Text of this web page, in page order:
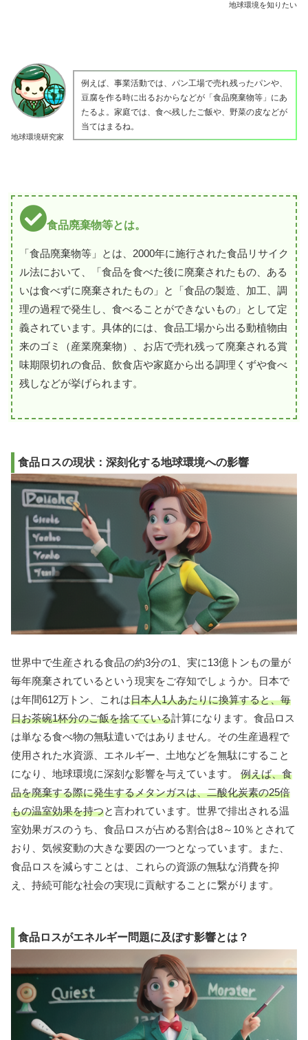
地球環境を知りたい
地球環境研究家
例えば、事業活動では、パン工場で売れ残ったパンや、
豆腐を作る時に出るおからなどが「食品廃棄物等」にあ
たるよ。家庭では、食べ残したご飯や、野菜の皮などが
当てはまるね。
食品廃棄物等とは。
「食品廃棄物等」とは、2000年に施行された食品リサイク
ル法において、「食品を食べた後に廃棄されたもの、ある
いは食べずに廃棄されたもの」と「食品の製造、加工、調
理の過程で発生し、食べることができないもの」として定
義されています。具体的には、食品工場から出る動植物由
来のゴミ（産業廃棄物）、お店で売れ残って廃棄される賞
味期限切れの食品、飲食店や家庭から出る調理くずや食べ
残しなどが挙げられます。
食品ロスの現状：深刻化する地球環境への影響
世界中で生産される食品の約3分の1、実に13億トンもの量が
毎年廃棄されているという現実をご存知でしょうか。日本で
は年間612万トン、これは日本人1人あたりに換算すると、毎
日お茶碗1杯分のご飯を捨てている計算になります。食品ロス
は単なる食べ物の無駄遣いではありません。その生産過程で
使用された水資源、エネルギー、土地などを無駄にすること
になり、地球環境に深刻な影響を与えています。 例えば、食
品を廃棄する際に発生するメタンガスは、二酸化炭素の25倍
もの温室効果を持つと言われています。世界で排出される温
室効果ガスのうち、食品ロスが占める割合は8～10％とされて
おり、気候変動の大きな要因の一つとなっています。また、
食品ロスを減らすことは、これらの資源の無駄な消費を抑
え、持続可能な社会の実現に貢献することに繋がります。
食品ロスがエネルギー問題に及ぼす影響とは？